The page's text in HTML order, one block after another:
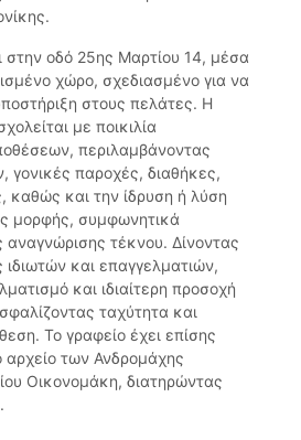
στην οδό 25ης Μαρτίου 14, μέσα
χώρο, σχεδιασμένο για να
στους πελάτες. Η
με ποικιλία
περιλαμβάνοντας
γονικές παροχές, διαθήκες,
καθώς και την ίδρυση ή λύση
μορφής, συμφωνητικά
αναγνώρισης τέκνου. Δίνoντας
και επαγγελματιών,
και ιδιαίτερη προσοχή
ταχύτητα και
Το γραφείο έχει επίσης
αρχείο των Ανδρομάχης
Οικονομάκη, διατηρώντας